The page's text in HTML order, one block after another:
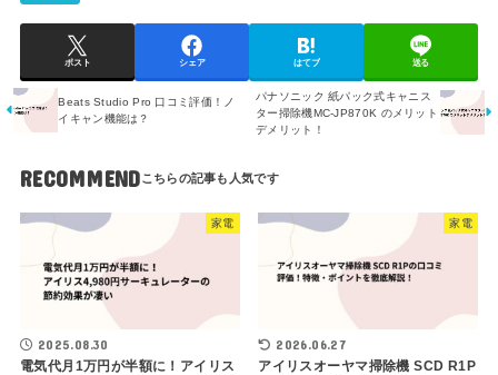
ポスト シェア はてブ 送る
Beats Studio Pro 口コミ評価！ノ
イキャン機能は？
パナソニック 紙パック式キャニス
ター掃除機MC-JP870K のメリット
デメリット！
RECOMMEND
家電
2025.08.30
電気代月1万円が半額に！アイリス
家電
2026.06.27
アイリスオーヤマ掃除機 SCD R1P